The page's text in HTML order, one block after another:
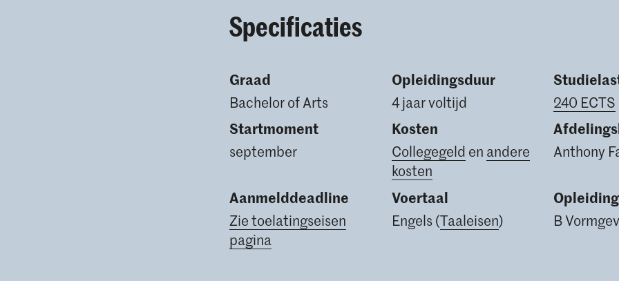
Specificaties
Graad
Bachelor of Arts
Opleidingsduur
4 jaar voltijd 240 ECTS
Startmoment
september
Kosten
Collegegeld en andere
kosten
Anthony
Aanmelddeadline
Zie toelatingseisen
pagina
Voertaal
Engels (Taaleisen) B